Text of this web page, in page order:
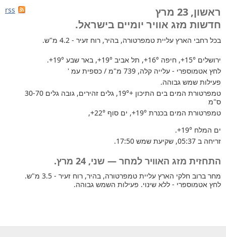
rss
ראשון, 23 מרץ
חדשות מזג אוויר יומיים בישראל.
בכל רחבי הארץ עליית טמפרטורה, בהיר, רוח זעיר - 4.2 מ"ש.
ירושלים +15°, חיפה +16°, תל אביב +19°, באר שבע +19°
.
לחץ אטמוספרי - עלייה קלה, 739 מ"מ / כספית עמ '
פעילות שמש גבוהה.
טמפרטורת המים בים התיכון +19°
, גלים זהירים, גובה גלים 30-70
ס"מ
טמפרטורת המים בכנרת +19°, ים סוף +22°
,
ים המלח +19°
.
זריחה ב 05:37, שקיעת שמש 17:50.
התחזית מזג האוויר למחר — שני, 24 מרץ.
מחר ברוב חלקי הארץ עליית טמפרטורה, בהיר, רוח זעיר - 3.5 מ"ש.
לחץ אטמוספרי - ללא שינוי. פעילות השמש גבוהה.